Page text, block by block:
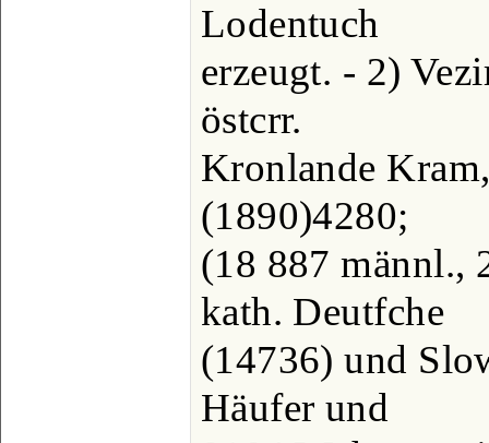
Lodentuch
erzeugt. - 2)
östcrr.
Kronlande
(1890)4280;
(18 887 männl.,
kath. Deutfche
(14736) und
Häufer und